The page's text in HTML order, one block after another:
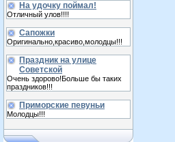
На удочку поймал!
Отличный улов!!!!
Сапожки
Оригинально,красиво,молодцы!!!
Праздник на улице
Советской
Очень здорово!Больше бы таких
праздников!!!
Приморские певуньи
Молодцы!!!